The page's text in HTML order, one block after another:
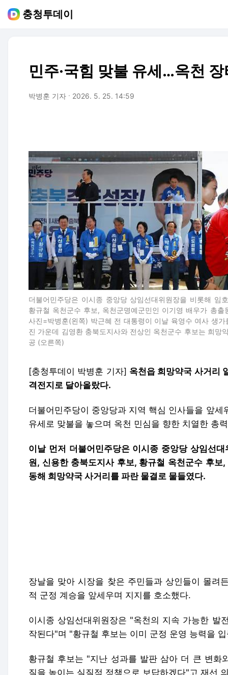
충청투데이
민주·국힘 맞불 유세…옥천
박병훈 기자 2026. 5. 25. 14:59
더불어민주당은 이시종 중앙당 상임선대위원장을 비롯해 임
황규철 옥천군수 후보, 옥천군명예군민인 이기영 배우가 총
사진=박병훈(왼쪽) 박근혜 전 대통령이 이날 육영수 여사 생
진 가운데 김영환 충북도지사와 전상인 옥천군수 후보는 희망
공 (오른쪽)
[충청투데이 박병훈 기자] 옥천읍 희망약국 사거리
격전지로 달아올랐다.
더불어민주당이 중앙당과 지역 핵심 인사들을 앞
유세로 맞불을 놓으며 옥천 민심을 향한 치열한 총
이날 먼저 더불어민주당은 이시종 중앙당 상임선
원, 신용한 충북도지사 후보, 황규철 옥천군수 후
동해 희망약국 사거리를 파란 물결로 물들였다.
황규철 후보는 "지난 성과를 발판 삼아 더 큰 변화
질을 높이는 실질적 정책으로 보답하겠다"고 재선
민주당 유세가 끝난 뒤 국민의힘도 대대적인 세 결
가운데 김영환 충북도지사와 전상인 옥천군수 후
다.